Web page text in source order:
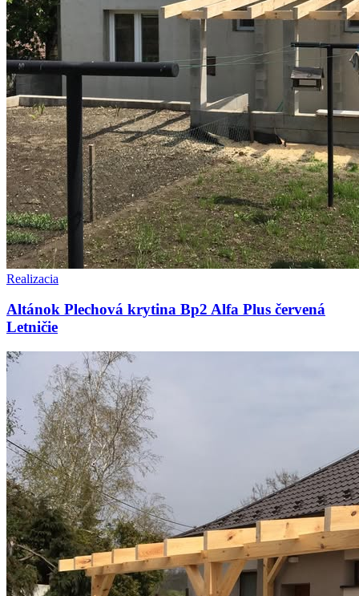
Realizacia
Altánok Plechová krytina Bp2 Alfa Plus červená
Letničie